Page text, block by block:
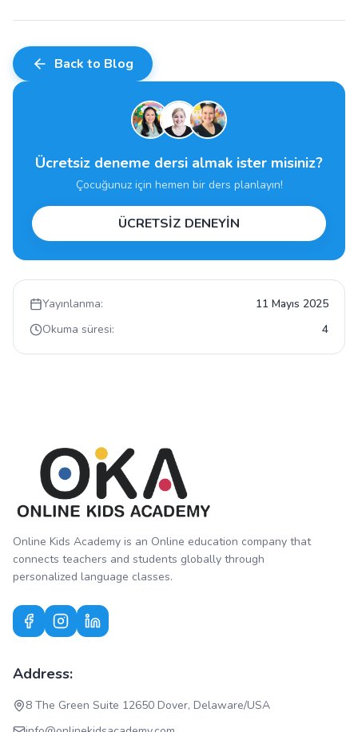
Back to Blog
Ücretsiz deneme dersi almak ister misiniz?
Çocuğunuz için hemen bir ders planlayın!
ÜCRETSİZ DENEYİN
Yayınlanma:
11 Mayıs 2025
Okuma süresi:
4
Online Kids Academy is an Online education company that
connects teachers and students globally through
personalized language classes.
Address:
8 The Green Suite 12650 Dover, Delaware/USA